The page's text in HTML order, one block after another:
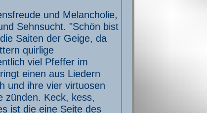
und Melancholie,
Sehnsucht. "Schön bist
Saiten der Geige, da
quirlige
viel Pfeffer im
einen aus Liedern
und ihre vier virtuosen
zünden. Keck, kess,
ist die eine Seite des